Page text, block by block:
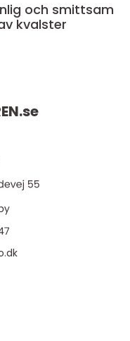
och smittsam
kvalster
se